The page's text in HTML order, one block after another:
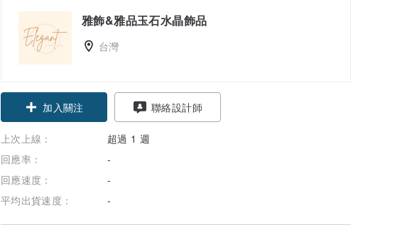
雅飾&雅品玉石水晶飾品
台灣
加入關注 聯絡設計師
上次上線：
超過 1 週
回應率：
-
回應速度：
-
平均出貨速度：
-